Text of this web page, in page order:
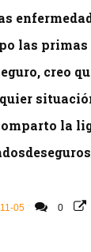
las
creo
la
05 0